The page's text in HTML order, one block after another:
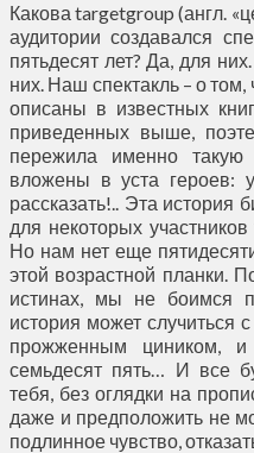
Какова targetgroup (англ.
аудитории создавался
пятьдесят лет? Да, для
них. Наш спектакль – о
описаны в известных
приведенных выше,
пережила именно
вложены в уста героев:
рассказать!.. Эта
для некоторых
Но нам нет еще
этой возрастной планки.
истинах, мы не боимся
история может случиться
прожженным циником,
семьдесят пять… И все
тебя, без оглядки на
даже и предположить не
подлинное чувство,